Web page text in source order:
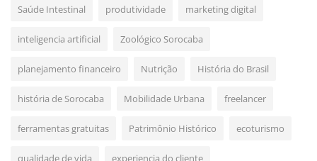
Saúde Intestinal produtividade marketing digital
inteligencia artificial Zoológico Sorocaba
planejamento financeiro Nutrição História do Brasil
história de Sorocaba Mobilidade Urbana freelancer
ferramentas gratuitas Patrimônio Histórico ecoturismo
qualidade de vida experiencia do cliente